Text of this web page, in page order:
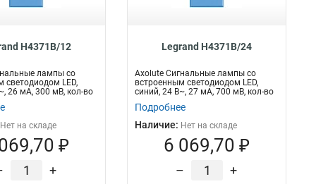
H4371B/12
лампы со
светодиодом LED,
26 мА, 300 мВ, кол-во
Нет на складе
₽
+
Legrand H4371B/24
Axolute Сигнальные лампы со
встроенным светодиодом LED,
синий, 24 В~, 27 мА, 700 мВ, кол-во
Подробнее
Наличие: Нет на складе
6 069,70 ₽
– +